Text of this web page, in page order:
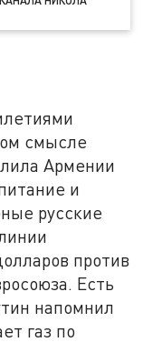
смысле
Армении
и
русские
против
Есть
напомнил
газ по